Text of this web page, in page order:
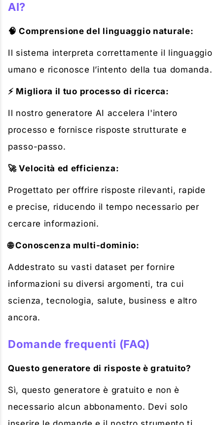
AI?
🧠 Comprensione del linguaggio naturale:
Il sistema interpreta correttamente il linguaggio
umano e riconosce l’intento della tua domanda.
⚡ Migliora il tuo processo di ricerca:
Il nostro generatore AI accelera l'intero
processo e fornisce risposte strutturate e
passo-passo.
🚀 Velocità ed efficienza:
Progettato per offrire risposte rilevanti, rapide
e precise, riducendo il tempo necessario per
cercare informazioni.
🌐 Conoscenza multi-dominio:
Addestrato su vasti dataset per fornire
informazioni su diversi argomenti, tra cui
scienza, tecnologia, salute, business e altro
ancora.
Domande frequenti (FAQ)
Questo generatore di risposte è gratuito?
Sì, questo generatore è gratuito e non è
necessario alcun abbonamento. Devi solo